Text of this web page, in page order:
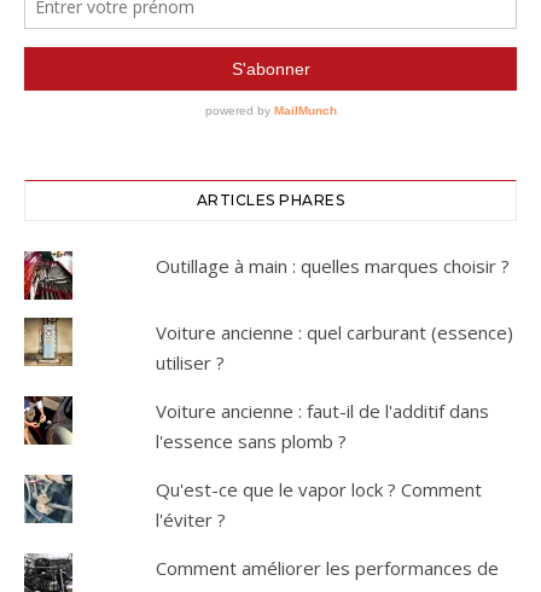
ARTICLES PHARES
Outillage à main : quelles marques choisir ?
Voiture ancienne : quel carburant (essence)
utiliser ?
Voiture ancienne : faut-il de l'additif dans
l'essence sans plomb ?
Qu'est-ce que le vapor lock ? Comment
l'éviter ?
Comment améliorer les performances de